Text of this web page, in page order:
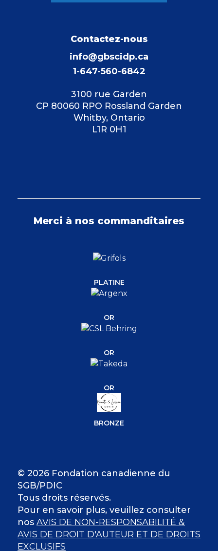
Contactez-nous
info@gbscidp.ca
1-647-560-6842
3100 rue Garden
CP 80060 RPO Rossland Garden
Whitby, Ontario
L1R 0H1
Merci à nos commanditaires
PLATINE
OR
OR
OR
BRONZE
© 2026 Fondation canadienne du
SGB/PDIC
Tous droits réservés.
Pour en savoir plus, veuillez consulter
nos AVIS DE NON-RESPONSABILITÉ &
AVIS DE DROIT D'AUTEUR ET DE DROITS
EXCLUSIFS